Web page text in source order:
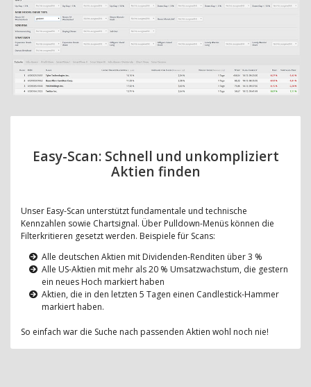
Easy-Scan: Schnell und unkompliziert
Aktien finden
Unser Easy-Scan unterstützt fundamentale und technische
Kennzahlen sowie Chartsignal. Über Pulldown-Menüs können die
Filterkritieren gesetzt werden. Beispiele für Scans:
Alle deutschen Aktien mit Dividenden-Renditen über 3 %
Alle US-Aktien mit mehr als 20 % Umsatzwachstum, die gestern
ein neues Hoch markiert haben
Aktien, die in den letzten 5 Tagen einen Candlestick-Hammer
markiert haben.
So einfach war die Suche nach passenden Aktien wohl noch nie!